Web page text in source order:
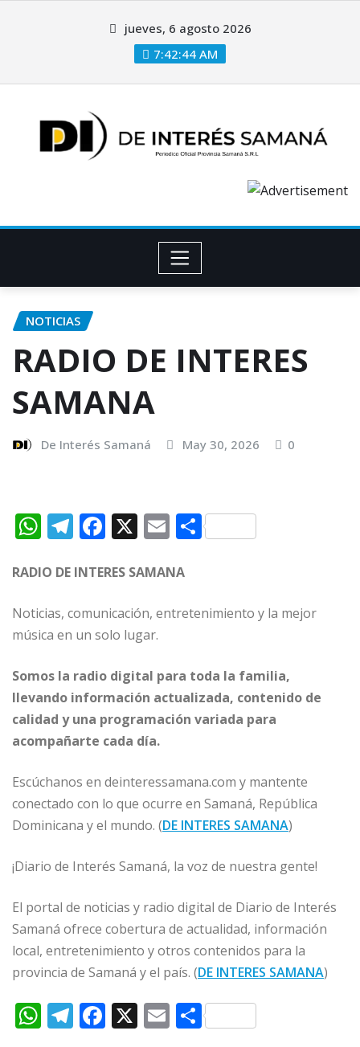
jueves, 6 agosto 2026
7:42:45 AM
NOTICIAS
RADIO DE INTERES
SAMANA
De Interés Samaná May 30, 2026 0
W
at
s
A
p
T
e
g
ra
F
c
e
b
o
k
X E
ai
l
C
p
ar
r
RADIO DE INTERES SAMANA
Noticias, comunicación, entretenimiento y la mejor
música en un solo lugar.
Somos la radio digital para toda la familia,
llevando información actualizada, contenido de
calidad y una programación variada para
acompañarte cada día.
Escúchanos en deinteressamana.com y mantente
conectado con lo que ocurre en Samaná, República
Dominicana y el mundo. (DE INTERES SAMANA)
¡Diario de Interés Samaná, la voz de nuestra gente!
El portal de noticias y radio digital de Diario de Interés
Samaná ofrece cobertura de actualidad, información
local, entretenimiento y otros contenidos para la
provincia de Samaná y el país. (DE INTERES SAMANA)
W T F X E C